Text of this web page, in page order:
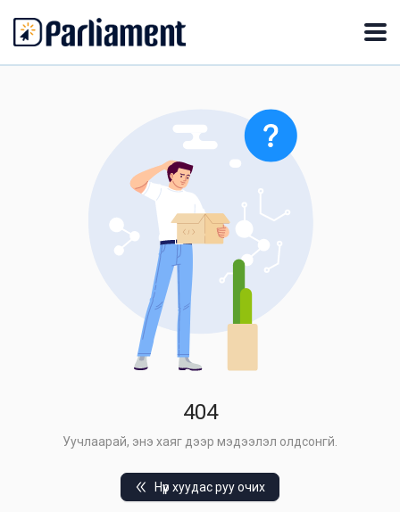
404
Уучлаарай, энэ хаяг дээр мэдээлэл олдсонгүй.
Нүүр хуудас руу очих